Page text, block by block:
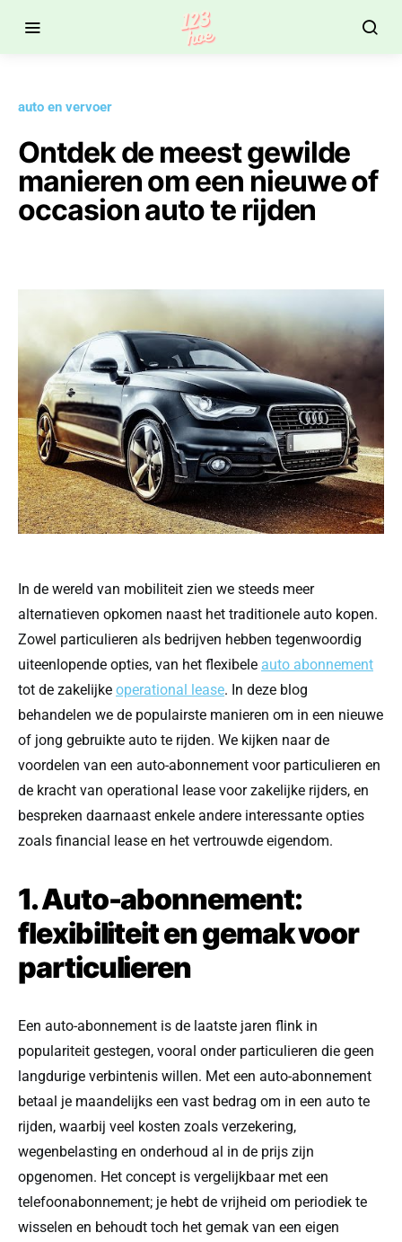
auto en vervoer
Ontdek de meest gewilde
manieren om een nieuwe of
occasion auto te rijden
In de wereld van mobiliteit zien we steeds meer
alternatieven opkomen naast het traditionele auto kopen.
Zowel particulieren als bedrijven hebben tegenwoordig
uiteenlopende opties, van het flexibele auto abonnement
tot de zakelijke operational lease. In deze blog
behandelen we de populairste manieren om in een nieuwe
of jong gebruikte auto te rijden. We kijken naar de
voordelen van een auto-abonnement voor particulieren en
de kracht van operational lease voor zakelijke rijders, en
bespreken daarnaast enkele andere interessante opties
zoals financial lease en het vertrouwde eigendom.
1. Auto-abonnement:
flexibiliteit en gemak voor
particulieren
Een auto-abonnement is de laatste jaren flink in
populariteit gestegen, vooral onder particulieren die geen
langdurige verbintenis willen. Met een auto-abonnement
betaal je maandelijks een vast bedrag om in een auto te
rijden, waarbij veel kosten zoals verzekering,
wegenbelasting en onderhoud al in de prijs zijn
opgenomen. Het concept is vergelijkbaar met een
telefoonabonnement; je hebt de vrijheid om periodiek te
wisselen en behoudt toch het gemak van een eigen